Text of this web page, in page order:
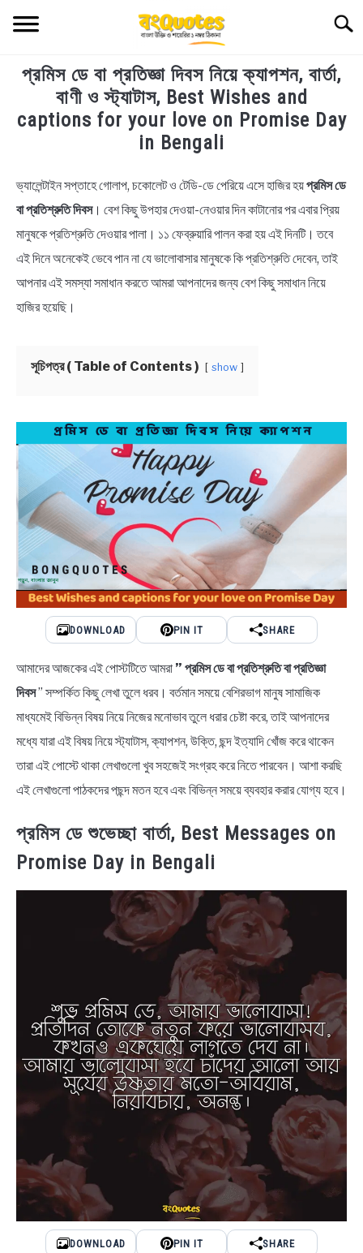
TECHNOLOGY
HEALTH & LIFESTYLE
EDUCATIONAL
BENGALI WISHES
QUOTES & CAPTIONS
BENGALI NAMES
BENGALI STORIES
প্রমিস ডে বা প্রতিজ্ঞা দিবস নিয়ে ক্যাপশন, বার্তা,
বাণী ও স্ট্যাটাস, Best Wishes and
captions for your love on Promise Day
in Bengali
in
Bengali
Quotes
Status,Bengali
Wishes
ভ্যালেন্টাইন সপ্তাহে গোলাপ, চকোলেট ও টেডি-ডে পেরিয়ে এসে হাজির হয়প্রমিস ডে
বা প্রতিশ্রুতি দিবস। বেশ কিছু উপহার দেওয়া-নেওয়ার দিন কাটানোর পর এবার প্রিয়
মানুষকে প্রতিশ্রুতি দেওয়ার পালা। ১১ ফেব্রুয়ারি পালন করা হয় এই দিনটি। তবে
এই দিনে অনেকেই ভেবে পান না যে ভালোবাসার মানুষকে কি প্রতিশ্রুতি দেবেন, তাই
আপনার এই সমস্যা সমাধান করতে আমরা আপনাদের জন্য বেশ কিছু সমাধান নিয়ে
হাজির হয়েছি।
সূচিপত্র ( Table of Contents ) show
DOWNLOAD PIN IT SHARE
আমাদের আজকের এই পোস্টটিতে আমরা ” প্রমিস ডে বা প্রতিশ্রুতি বা প্রতিজ্ঞা
দিবস” সম্পর্কিত কিছু লেখা তুলে ধরব। বর্তমান সময়ে বেশিরভাগ মানুষ সামাজিক
মাধ্যমেই বিভিন্ন বিষয় নিয়ে নিজের মনোভাব তুলে ধরার চেষ্টা করে, তাই আপনাদের
মধ্যে যারা এই বিষয় নিয়ে স্ট্যাটাস, ক্যাপশন, উক্তি, ছন্দ ইত্যাদি খোঁজ করে থাকেন
তারা এই পোস্টে থাকা লেখাগুলো খুব সহজেই সংগ্রহ করে নিতে পারবেন। আশা করছি
এই লেখাগুলো পাঠকদের পছন্দ মতন হবে এবং বিভিন্ন সময়ে ব্যবহার করার যোগ্য হবে।
প্রমিস ডে শুভেচ্ছা বার্তা, Best Messages on
Promise Day in Bengali
DOWNLOAD PIN IT SHARE